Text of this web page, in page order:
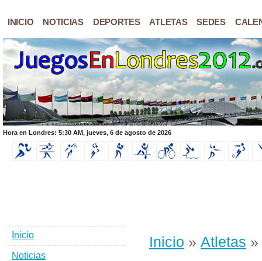
INICIO NOTICIAS DEPORTES ATLETAS SEDES
Hora en Londres: 5:30 AM, jueves, 6 de agosto de 2026
Inicio » Atletas »
Inicio
Noticias